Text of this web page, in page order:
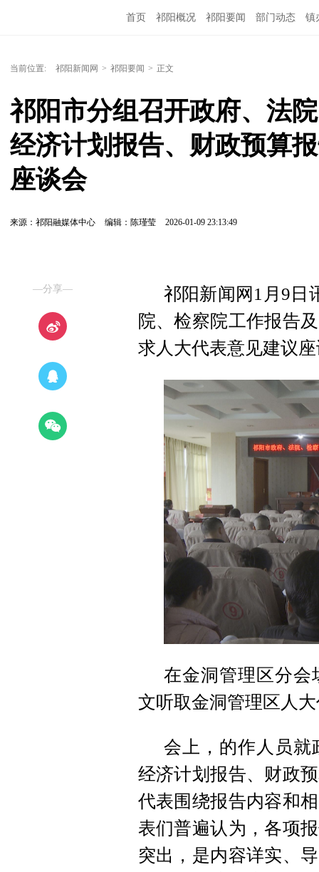
首页 祁阳概况 祁阳要闻 部门动态 镇
当前位置: 祁阳新闻网 > 祁阳要闻 > 正文
祁阳市分组召开政府、法
经济计划报告、财政预算
座谈会
来源：祁阳融媒体中心 编辑：陈瑾莹 2026-01-09 23:13:49
—分享—
祁阳新闻网1月9日
院、检察院工作报告
求人大代表意见建议
在金洞管理区分会
文听取金洞管理区人
会上，的作人员就
经济计划报告、财政
代表围绕报告内容和
表们普遍认为，各项
突出，是内容详实、